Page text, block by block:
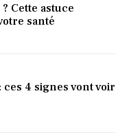
Cette astuce
santé
4 signes vont voir